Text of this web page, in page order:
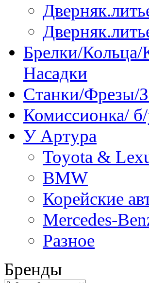
Брелки/
Насадки
Станки/Фрезы/
Комиссионка/
У Артура
Toyota &
BMW
Корейские
Mercedes-
Разное
Бренды